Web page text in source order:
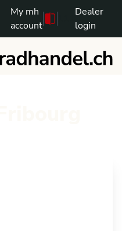
My mh
account
Dealer
login